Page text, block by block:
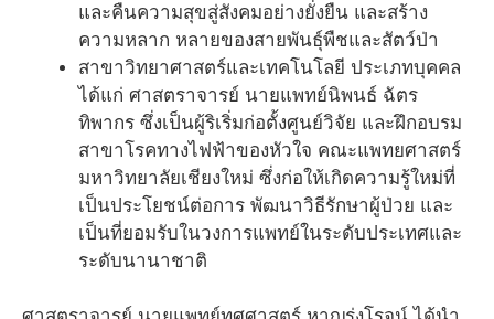
และคืนความสุขสู่สังคมอย่างยั่งยืน และสร้าง
ความหลาก หลายของสายพันธุ์พืชและสัตว์ป่า
สาขาวิทยาศาสตร์และเทคโนโลยี ประเภทบุคคล
ได้แก่ ศาสตราจารย์ นายแพทย์นิพนธ์ ฉัตร
ทิพากร ซึ่งเป็นผู้ริเริ่มก่อตั้งศูนย์วิจัย และฝึกอบรม
สาขาโรคทางไฟฟ้าของหัวใจ คณะแพทยศาสตร์
มหาวิทยาลัยเชียงใหม่ ซึ่งก่อให้เกิดความรู้ใหม่ที่
เป็นประโยชน์ต่อการ พัฒนาวิธีรักษาผู้ป่วย และ
เป็นที่ยอมรับในวงการแพทย์ในระดับประเทศและ
ระดับนานาชาติ